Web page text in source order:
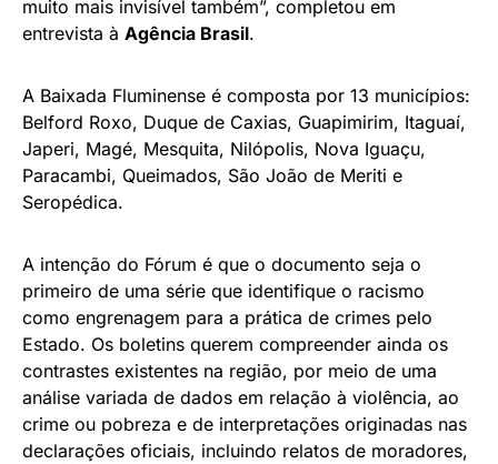
muito mais invisível também”, completou em
entrevista à Agência Brasil.
A Baixada Fluminense é composta por 13 municípios:
Belford Roxo, Duque de Caxias, Guapimirim, Itaguaí,
Japeri, Magé, Mesquita, Nilópolis, Nova Iguaçu,
Paracambi, Queimados, São João de Meriti e
Seropédica.
A intenção do Fórum é que o documento seja o
primeiro de uma série que identifique o racismo
como engrenagem para a prática de crimes pelo
Estado. Os boletins querem compreender ainda os
contrastes existentes na região, por meio de uma
análise variada de dados em relação à violência, ao
crime ou pobreza e de interpretações originadas nas
declarações oficiais, incluindo relatos de moradores,